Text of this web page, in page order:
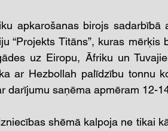
apkarošanas birojs sadarbībā
“Projekts Titāns”, kuras
uz Eiropu, Āfriku un
ar Hezbollah palīdzību tonnu
darījumu saņēma apmēram 12-
shēmā kalpoja ne tikai